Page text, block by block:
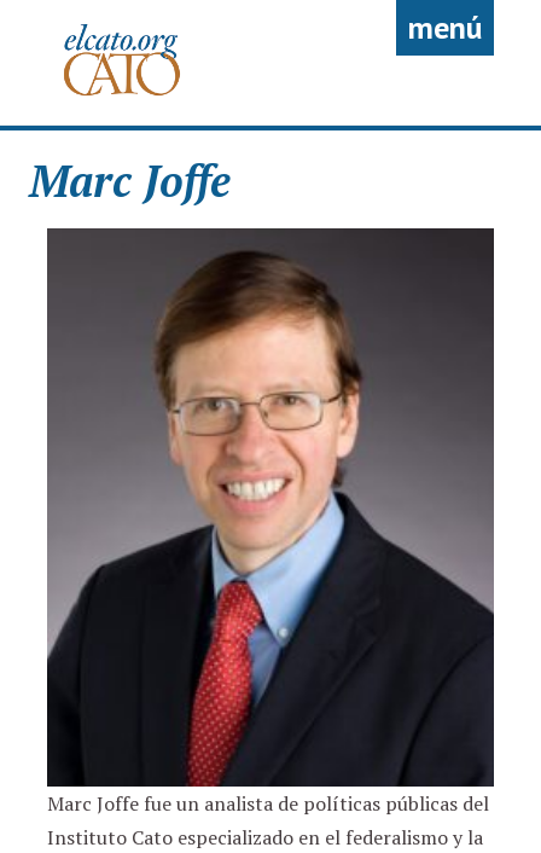
menú
Marc Joffe
Marc Joffe fue un analista de políticas públicas del
Instituto Cato especializado en el federalismo y la